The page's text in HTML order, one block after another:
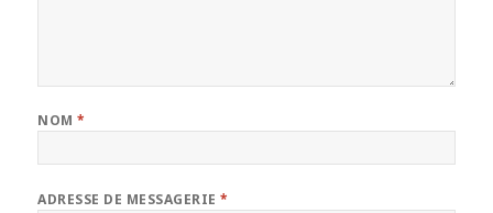
NOM*
ADRESSE DE MESSAGERIE*